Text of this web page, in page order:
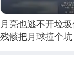
月亮也逃不开垃
残骸把月球撞个坑